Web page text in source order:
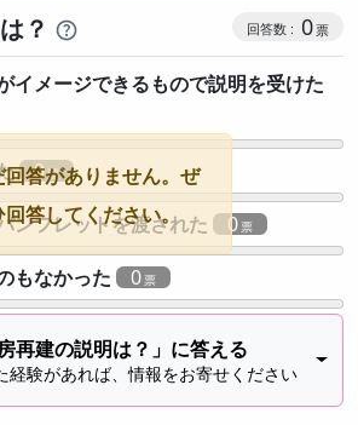
？ 0
イメージできるもので説明を受けた
0
ンフレットを渡された
0
もなかった
0
房再建の説明は？」に答える
経験があれば、情報をお寄せください
回答がありません。ぜ
回答してください。